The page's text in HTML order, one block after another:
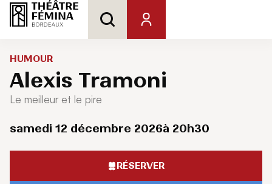
HUMOUR
Alexis Tramoni
Le meilleur et le pire
samedi 12 décembre 2026à 20h30
RÉSERVER